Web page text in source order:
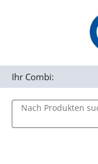
Zur Navigation
Nach Produkten
Ihr Combi: